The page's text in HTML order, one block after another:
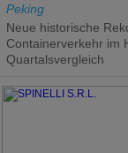
Peking
Neue historische
Containerverkehr im
Quartalsvergleich